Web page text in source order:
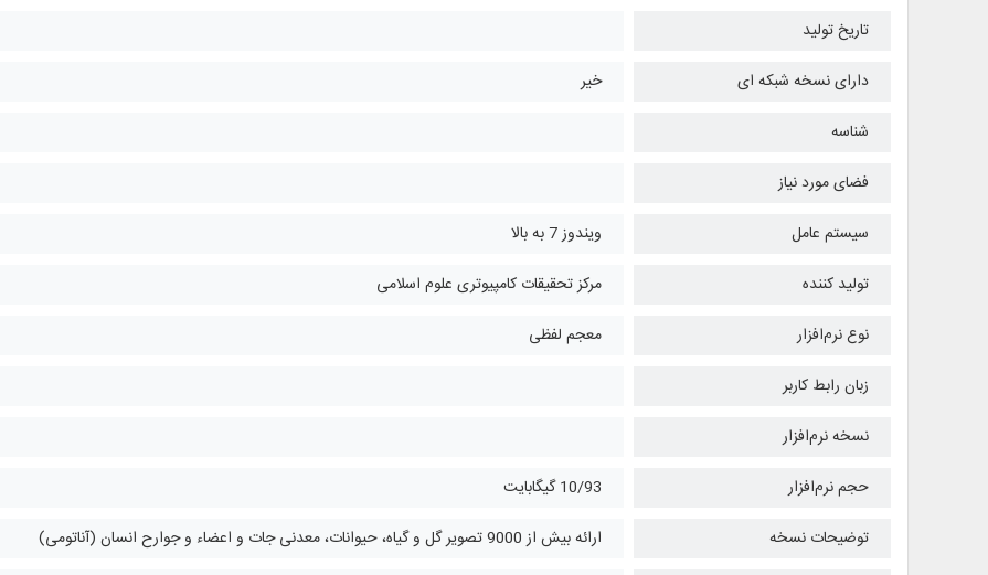
تاریخ تولید
دارای نسخه شبکه ای
خیر
شناسه
فضای مورد نیاز
سیستم عامل
ویندوز 7 به بالا
تولید کننده
مرکز تحقیقات کامپیوتری علوم اسلامی
نوع نرم‌افزار
معجم لفظی
زبان رابط کاربر
نسخه نرم‌افزار
حجم نرم‌افزار
10/93 گیگابایت
توضیحات نسخه
ارائه بیش از 9000 تصویر گل و گیاه، حیوانات، معدنی جات و اعضاء و جوارح انسان (آناتومی)